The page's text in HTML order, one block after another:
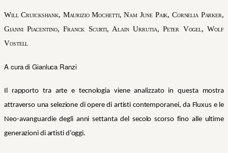
Will Cruickshank, Maurizio Mochetti, Nam June Paik, Cornelia Parker,
Gianni Piacentino, Franck Scurti, Alain Urrutia, Peter Vogel, Wolf
Vostell
A cura di Gianluca Ranzi
Il rapporto tra arte e tecnologia viene analizzato in questa mostra
attraverso una selezione di opere di artisti contemporanei, da Fluxus e le
Neo-avanguardie degli anni settanta del secolo scorso fino alle ultime
generazioni di artisti d’oggi.